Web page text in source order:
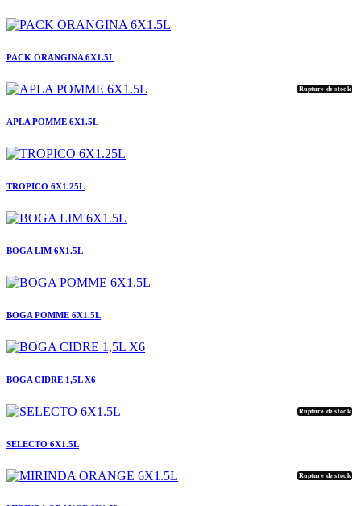
PACK ORANGINA 6X1.5L
Rupture de stock
APLA POMME 6X1.5L
TROPICO 6X1.25L
BOGA LIM 6X1.5L
BOGA POMME 6X1.5L
BOGA CIDRE 1,5L X6
Rupture de stock
SELECTO 6X1.5L
Rupture de stock